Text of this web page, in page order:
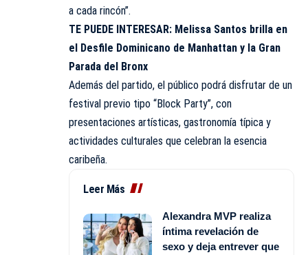
a cada rincón”.
TE PUEDE INTERESAR: Melissa Santos brilla en
el Desfile Dominicano de Manhattan y la Gran
Parada del Bronx
Además del partido, el público podrá disfrutar de un
festival previo tipo “Block Party”, con
presentaciones artísticas, gastronomía típica y
actividades culturales que celebran la esencia
caribeña.
Leer Más
Alexandra MVP realiza
íntima revelación de
sexo y deja entrever que